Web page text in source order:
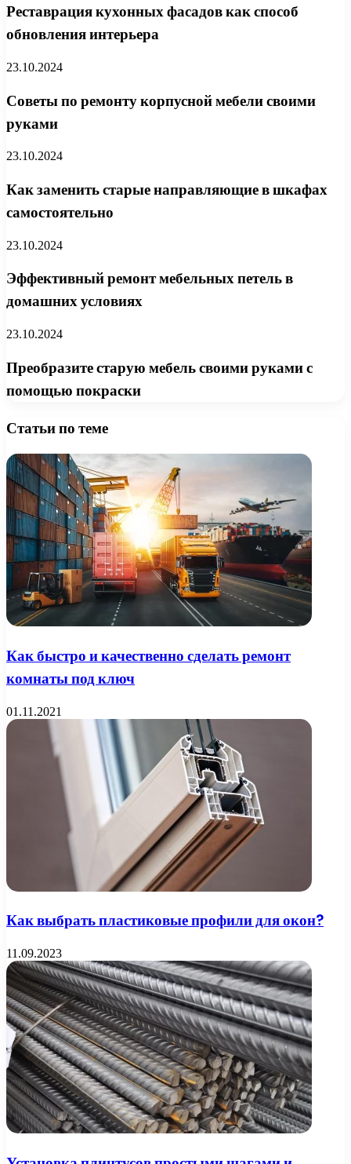
Реставрация кухонных фасадов как способ
обновления интерьера
23.10.2024
Советы по ремонту корпусной мебели своими
руками
23.10.2024
Как заменить старые направляющие в шкафах
самостоятельно
23.10.2024
Эффективный ремонт мебельных петель в
домашних условиях
23.10.2024
Преобразите старую мебель своими руками с
помощью покраски
Статьи по теме
Как быстро и качественно сделать ремонт
комнаты под ключ
01.11.2021
Как выбрать пластиковые профили для окон?
11.09.2023